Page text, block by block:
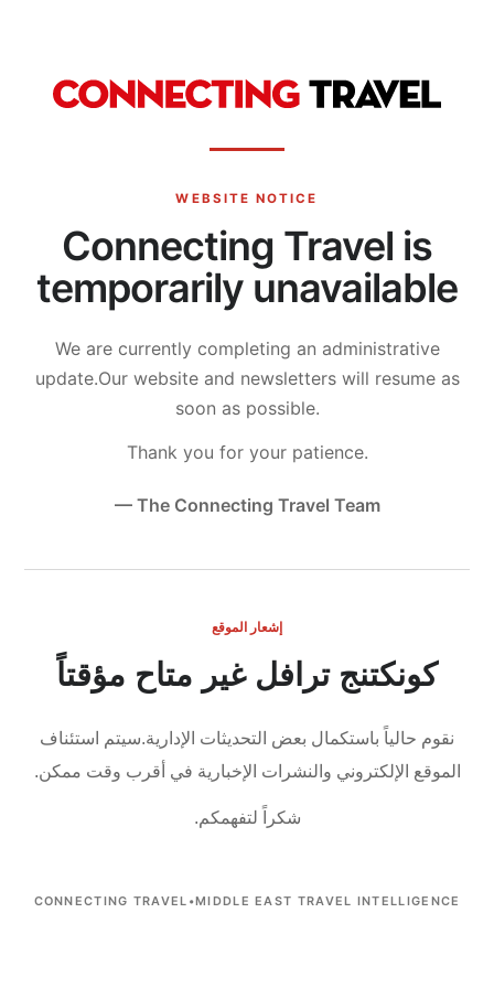
WEBSITE NOTICE
Connecting Travel is
temporarily unavailable
We are currently completing an administrative
update.Our website and newsletters will resume as
soon as possible.
Thank you for your patience.
— The Connecting Travel Team
إشعار الموقع
كونكتنج ترافل غير متاح مؤقتاً
نقوم حالياً باستكمال بعض التحديثات الإدارية.سيتم استئناف
الموقع الإلكتروني والنشرات الإخبارية في أقرب وقت ممكن.
شكراً لتفهمكم.
CONNECTING TRAVEL •MIDDLE EAST TRAVEL INTELLIGENCE